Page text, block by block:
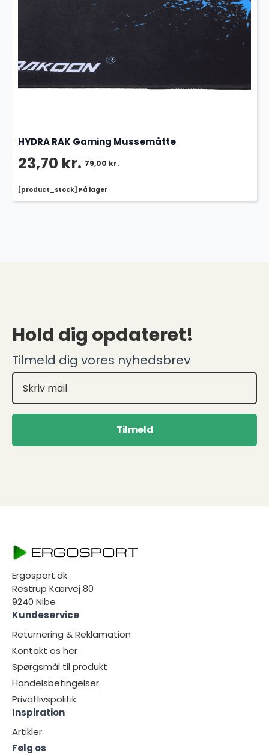
[product_stock] På lager
HYDRA RAK Gaming Mussemåtte
79,00kr.
Den
oprindelige
23,70 kr.
Den
aktuelle
Hold dig opdateret!
Tilmeld dig vores nyhedsbrev
Tilmeld
Ergosport.dk
Restrup Kærvej 80
9240 Nibe
Kundeservice
Returnering & Reklamation
Kontakt os her
Spørgsmål til produkt
Handelsbetingelser
Privatlivspolitik
Inspiration
Artikler
Følg os